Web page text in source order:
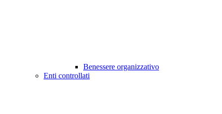
Benessere organizzativo
Enti controllati